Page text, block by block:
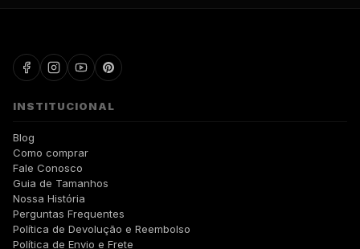
INSTITUCIONAL
Blog
Como comprar
Fale Conosco
Guia de Tamanhos
Nossa História
Perguntas Frequentes
Política de Devolução e Reembolso
Política de Envio e Frete